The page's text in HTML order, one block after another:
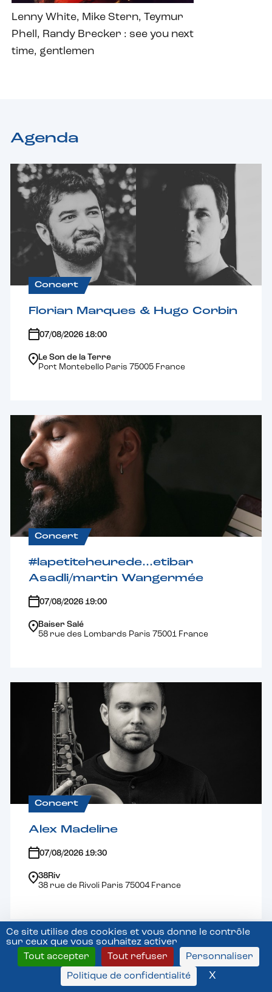
Ce site utilise des cookies et vous donne le contrôle
sur ceux que vous souhaitez activer
Tout accepter
Tout refuser
Personnaliser
Politique de confidentialité
X
Lenny White, Mike Stern, Teymur
Phell, Randy Brecker : see you next
time, gentlemen
Agenda
Concert
Florian Marques & Hugo Corbin
07/08/2026 18:00
Le Son de la Terre
Port Montebello Paris 75005 France
Concert
#lapetiteheurede…etibar
Asadli/martin Wangermée
07/08/2026 19:00
Baiser Salé
58 rue des Lombards Paris 75001 France
Concert
Alex Madeline
07/08/2026 19:30
38Riv
38 rue de Rivoli Paris 75004 France
Voir tous les évènements